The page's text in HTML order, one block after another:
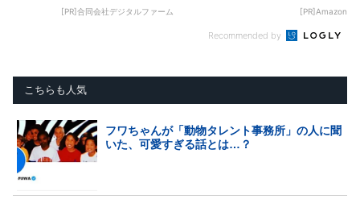
[PR]合同会社デジタルファーム [PR]Amazon
Recommended by
こちらも人気
フワちゃんが「動物タレント事務所」の人に聞
いた、可愛すぎる話とは…？